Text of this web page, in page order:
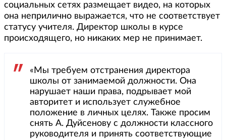
социальных сетях размещает видео, на которых
она неприлично выражается, что не соответствует
статусу учителя. Директор школы в курсе
происходящего, но никаких мер не принимает.
«Мы требуем отстранения директора
школы от занимаемой должности. Она
нарушает наши права, подрывает мой
авторитет и использует служебное
положение в личных целях. Также просим
снять А. Дуйсенову с должности классного
руководителя и принять соответствующие